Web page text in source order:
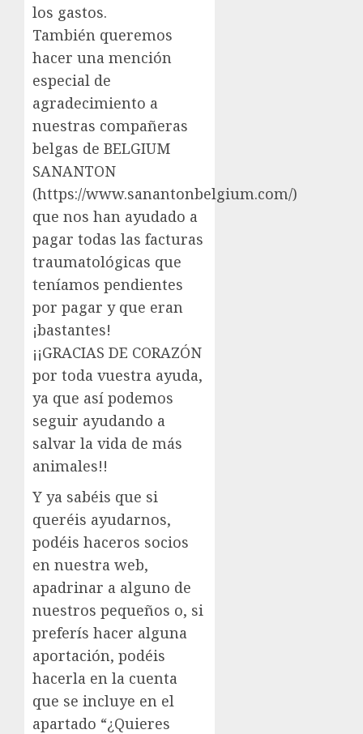
los gastos.
También queremos
hacer una mención
especial de
agradecimiento a
nuestras compañeras
belgas de BELGIUM
SANANTON
(https://www.sanantonbelgium.com/)
que nos han ayudado a
pagar todas las facturas
traumatológicas que
teníamos pendientes
por pagar y que eran
¡bastantes!
¡¡GRACIAS DE CORAZÓN
por toda vuestra ayuda,
ya que así podemos
seguir ayudando a
salvar la vida de más
animales!!
Y ya sabéis que si
queréis ayudarnos,
podéis haceros socios
en nuestra web,
apadrinar a alguno de
nuestros pequeños o, si
preferís hacer alguna
aportación, podéis
hacerla en la cuenta
que se incluye en el
apartado “¿Quieres